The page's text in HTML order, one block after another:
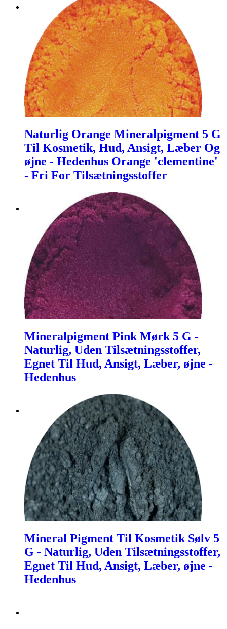
Naturlig Orange Mineralpigment 5 G
Til Kosmetik, Hud, Ansigt, Læber Og
øjne - Hedenhus Orange 'clementine'
- Fri For Tilsætningsstoffer
Mineralpigment Pink Mørk 5 G -
Naturlig, Uden Tilsætningsstoffer,
Egnet Til Hud, Ansigt, Læber, øjne -
Hedenhus
Mineral Pigment Til Kosmetik Sølv 5
G - Naturlig, Uden Tilsætningsstoffer,
Egnet Til Hud, Ansigt, Læber, øjne -
Hedenhus